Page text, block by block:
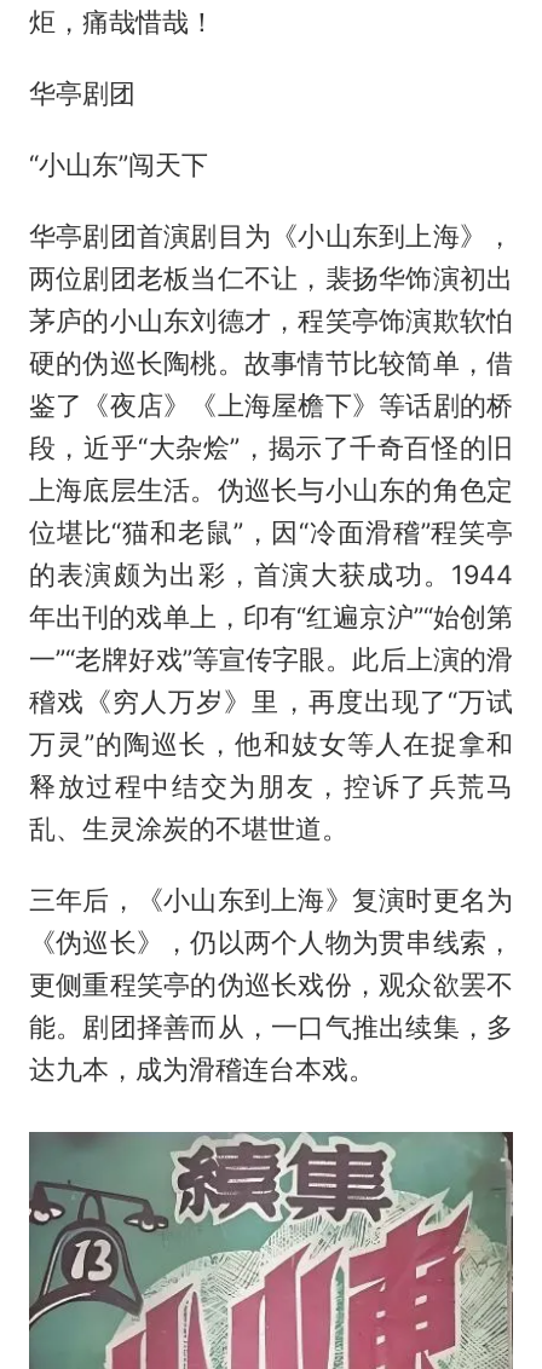
炬，痛哉惜哉！
华亭剧团
“小山东”闯天下
华亭剧团首演剧目为《小山东到上海》，
两位剧团老板当仁不让，裴扬华饰演初出
茅庐的小山东刘德才，程笑亭饰演欺软怕
硬的伪巡长陶桃。故事情节比较简单，借
鉴了《夜店》《上海屋檐下》等话剧的桥
段，近乎“大杂烩”，揭示了千奇百怪的旧
上海底层生活。伪巡长与小山东的角色定
位堪比“猫和老鼠”，因“冷面滑稽”程笑亭
的表演颇为出彩，首演大获成功。1944
年出刊的戏单上，印有“红遍京沪”“始创第
一”“老牌好戏”等宣传字眼。此后上演的滑
稽戏《穷人万岁》里，再度出现了“万试
万灵”的陶巡长，他和妓女等人在捉拿和
释放过程中结交为朋友，控诉了兵荒马
乱、生灵涂炭的不堪世道。
三年后，《小山东到上海》复演时更名为
《伪巡长》，仍以两个人物为贯串线索，
更侧重程笑亭的伪巡长戏份，观众欲罢不
能。剧团择善而从，一口气推出续集，多
达九本，成为滑稽连台本戏。